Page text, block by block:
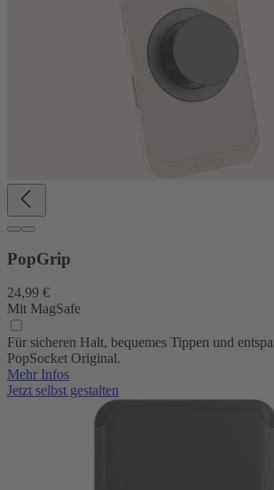
PopGrip
24,99 €
Mit MagSafe
Für sicheren Halt, bequemes Tippen und
PopSocket Original.
Mehr Infos
Jetzt selbst gestalten